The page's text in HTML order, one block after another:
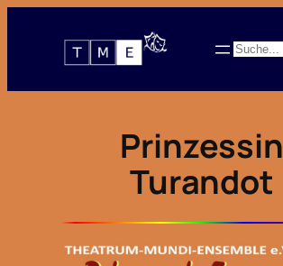
Suchen
Prinzessin
Turandot